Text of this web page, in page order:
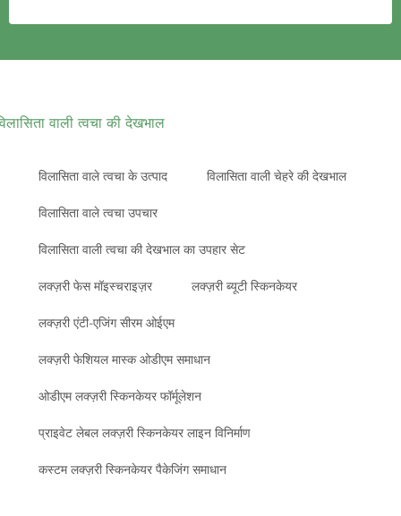
वाली त्वचा की देखभाल
विलासिता वाले त्वचा के उत्पाद विलासिता वाली चेहरे की देखभाल
विलासिता वाले त्वचा उपचार
विलासिता वाली त्वचा की देखभाल का उपहार सेट
लक्ज़री फेस मॉइस्चराइज़र लक्ज़री ब्यूटी स्किनकेयर
लक्ज़री एंटी-एजिंग सीरम ओईएम
लक्ज़री फेशियल मास्क ओडीएम समाधान
ओडीएम लक्ज़री स्किनकेयर फॉर्मूलेशन
प्राइवेट लेबल लक्ज़री स्किनकेयर लाइन विनिर्माण
कस्टम लक्ज़री स्किनकेयर पैकेजिंग समाधान